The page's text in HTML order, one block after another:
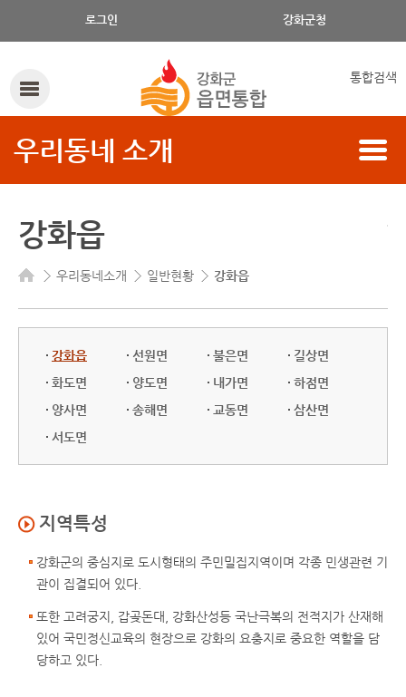
로그인 강화군청
통합검색
우리동네 소개
강화읍
우리동네소개 일반현황 강화읍
강화읍 선원면 불은면
길상면
화도면
양도면 내가면
하점면
양사면
송해면 교동면
삼산면
서도면
지역특성
강화군의 중심지로 도시형태의 주민밀집지역이며 각종 민생관련 기
관이 집결되어 있다.
또한 고려궁지, 갑곶돈대, 강화산성등 국난극복의 전적지가 산재해
있어 국민정신교육의 현장으로 강화의 요충지로 중요한 역할을 담
당하고 있다.